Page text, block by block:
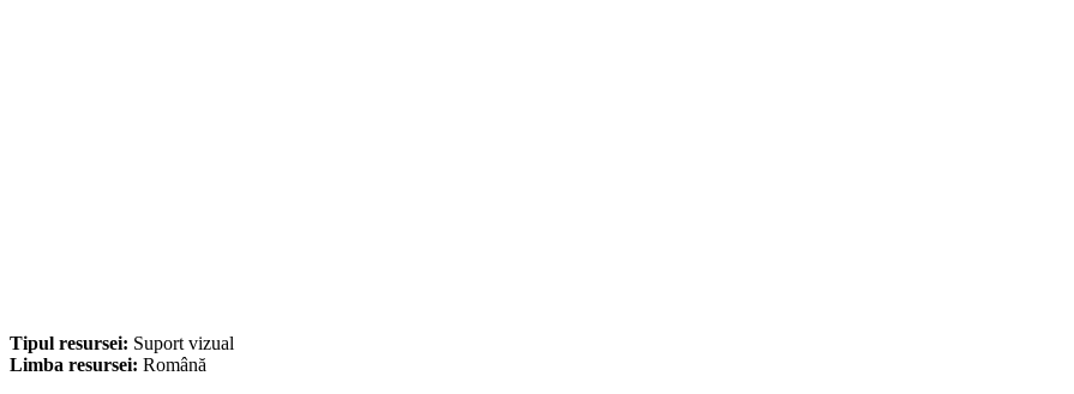
Tipul resursei: Suport vizual
Limba resursei: Română